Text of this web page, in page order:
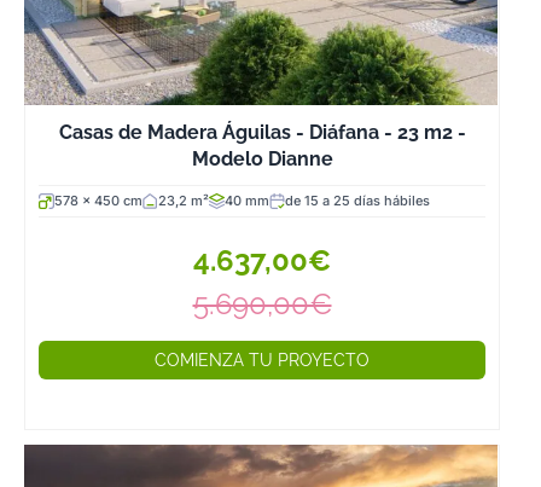
construcciones
estén acabadas
tal y como nos
gusta.
Pues bien, esto
es historia. Las
ventajas frente
En primer lugar,
Casas de Madera Águilas - Diáfana - 23 m2 -
Modelo Dianne
578 x 450 cm 23,2 m² 40 mm de 15 a 25 días hábiles
4.637,00€
5.690,00€
COMIENZA TU PROYECTO